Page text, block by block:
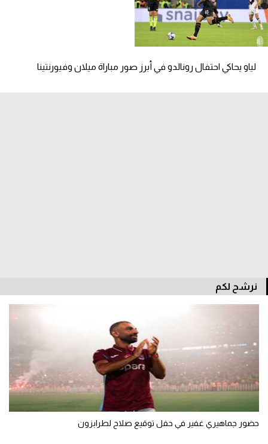
الدوري المصري
الكرة الأوروبية
كرة سلة
الوطن العربي
في المونديال
رياضة نسائية
لياو يحاكي احتفال رونالدو في أبرز صور مباراة ميلان وفيورنتينا
نرشح لكم
حضور جماهيري غفير في حفل توقيع صلاح لطرابزون